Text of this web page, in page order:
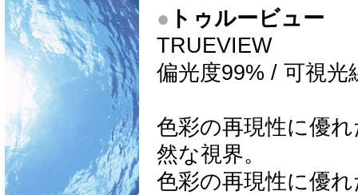
● トゥルービュー
TRUEVIEW
偏光度99% / 可視光
色彩の再現性に優
然な視界。
色彩の再現性に優